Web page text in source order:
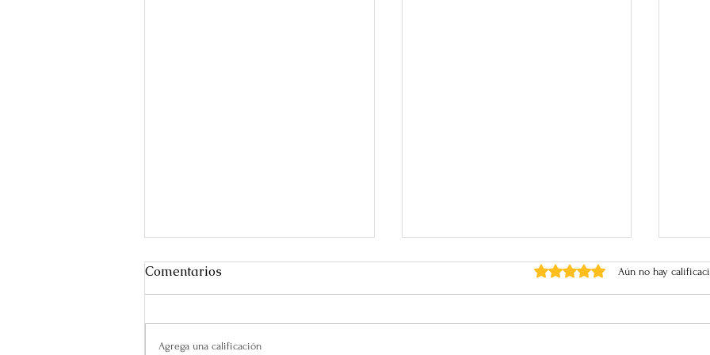
Comentarios Obtuvo 0 de 5 estrellas.
Aún no hay
Agrega una calificación